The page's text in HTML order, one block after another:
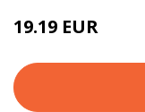
19.19 EUR